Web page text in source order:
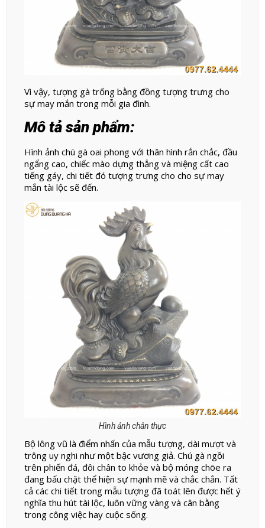
Vì vậy, tượng gà trống bằng đồng tượng trưng cho
sự may mắn trong mỗi gia đình.
Mô tả sản phẩm:
Hình ảnh chú gà oai phong với thân hình rắn chắc, đầu
ngẩng cao, chiếc mào dựng thẳng và miệng cất cao
tiếng gáy, chi tiết đó tượng trưng cho cho sự may
mắn tài lộc sẽ đến.
Hình ảnh chân thực
Bộ lông vũ là điểm nhấn của mẫu tượng, dài mượt và
trông uy nghi như một bậc vương giả. Chú gà ngồi
trên phiến đá, đôi chân to khỏe và bộ móng chõe ra
đang bấu chặt thể hiện sự mạnh mẽ và chắc chắn. Tất
cả các chi tiết trong mẫu tượng đã toát lên được hết ý
nghĩa thu hút tài lộc, luôn vững vàng và cân bằng
trong công việc hay cuộc sống.